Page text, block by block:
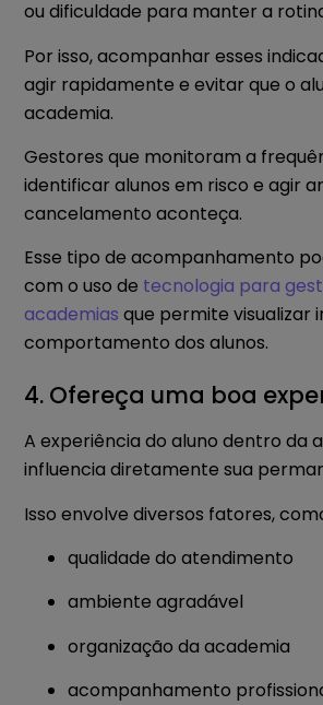
ou dificuldade para manter a
Por isso, acompanhar esses
agir rapidamente e evitar que o
academia.
Gestores que monitoram a
identificar alunos em risco e agir
cancelamento aconteça.
Esse tipo de acompanhamento
com o uso de tecnologia para
academias que permite visualizar
comportamento dos alunos.
4. Ofereça uma boa
A experiência do aluno dentro da
influencia diretamente sua
Isso envolve diversos fatores,
qualidade do atendimento
ambiente agradável
organização da academia
acompanhamento